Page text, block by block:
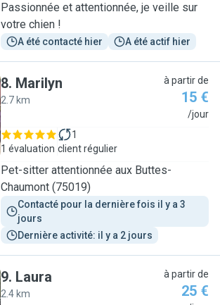
Passionnée et attentionnée, je veille sur
votre chien !
A été contacté hier A été actif hier
8. Marilyn
2.7 km
à partir de
15 €
/jour
1 évaluation
1
client régulier
Pet-sitter attentionnée aux Buttes-
Chaumont (75019)
Contacté pour la dernière fois il y a 3
jours
Dernière activité: il y a 2 jours
9. Laura
2.4 km
à partir de
25 €